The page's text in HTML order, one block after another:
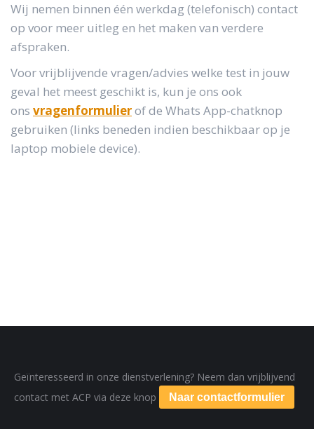
Wij nemen binnen één werkdag (telefonisch) contact
op voor meer uitleg en het maken van verdere
afspraken.
Voor vrijblijvende vragen/advies welke test in jouw
geval het meest geschikt is, kun je ons ook
ons vragenformulierof de Whats App-chatknop
gebruiken (links beneden indien beschikbaar op je
laptop mobiele device).
Geïnteresseerd in onze dienstverlening? Neem dan vrijblijvend
contact met ACP via deze knop
Naar contactformulier